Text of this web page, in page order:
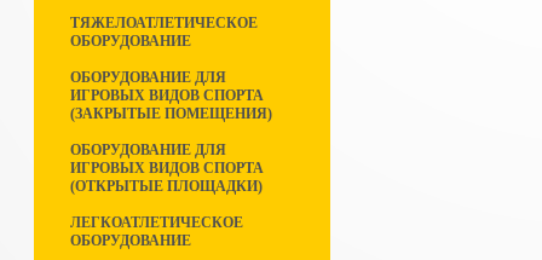
ТЯЖЕЛОАТЛЕТИЧЕСКОЕ
ОБОРУДОВАНИЕ
ОБОРУДОВАНИЕ ДЛЯ
ИГРОВЫХ ВИДОВ СПОРТА
(ЗАКРЫТЫЕ ПОМЕЩЕНИЯ)
ОБОРУДОВАНИЕ ДЛЯ
ИГРОВЫХ ВИДОВ СПОРТА
(ОТКРЫТЫЕ ПЛОЩАДКИ)
ЛЕГКОАТЛЕТИЧЕСКОЕ
ОБОРУДОВАНИЕ